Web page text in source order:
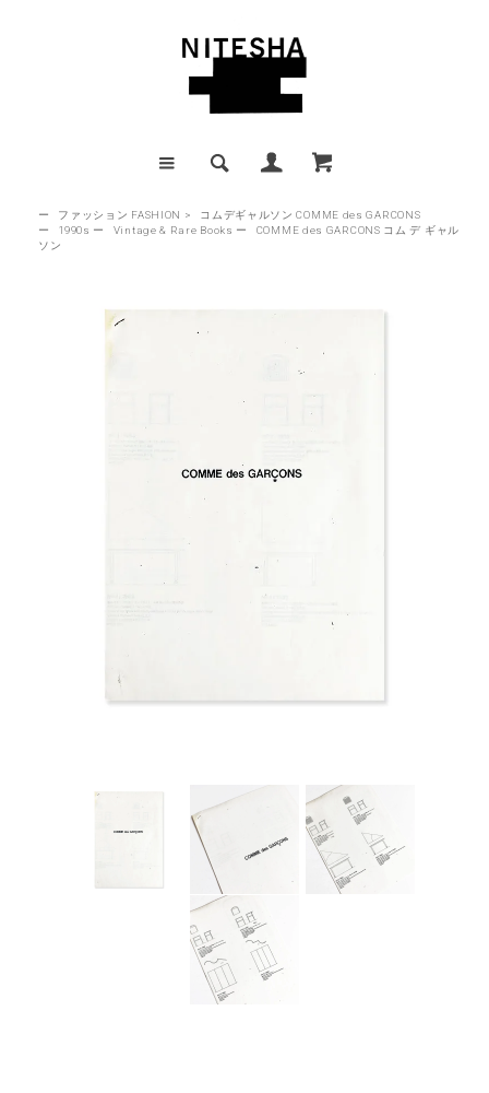
ー ファッション FASHION >
コムデギャルソン COMME des GARCONS
ー
1990s ー Vintage & Rare Books ー
COMME des GARCONS コム デ ギャル
ソン